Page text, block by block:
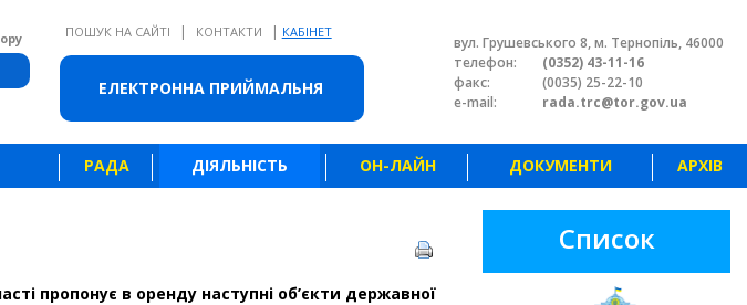
ЕЛЕКТРОННА ПРИЙМАЛЬНЯ
Звичайна версія сайту
ПОШУК НА САЙТІ | КОНТАКТИ | КАБІНЕТ
вул. Грушевського 8, м. Тернопіль, 46000
телефон:
(0352) 43-11-16
факс:
(0035) 25-22-10
e-mail:
rada.trc@tor.gov.ua
РАДА ДІЯЛЬНІСТЬ ОН-ЛАЙН ДОКУМЕНТИ АРХІВ
пропонує в оренду наступні об’єкти державної
Список